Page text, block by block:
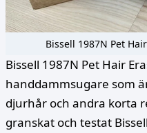
Bissell 1987N Pet
Bissell 1987N Pet Hair
handdammsugare som
djurhår och andra korta
granskat och testat